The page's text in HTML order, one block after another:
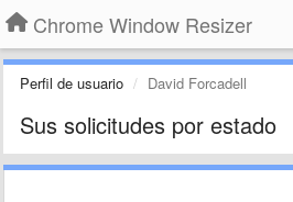
Chrome Window Resizer
Perfil de usuario David Forcadell
Sus solicitudes por estado